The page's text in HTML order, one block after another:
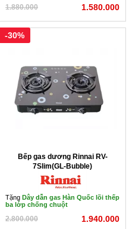
của Beptot.vn
– Đống Đa – Hà Nội
Long Biên – Hà Nội
– Tây Hồ - Hà Nội
Dân Tiến – Khoái Châu –
1.880.000 1.580.000
Bếp gas dương Rinnai RV-
7Slim(GL-Bubble)
Tặng Dây dẫn gas Hàn Quốc lõi thếp
ba lớp chống chuột
2.800.000
-30%
1.940.000